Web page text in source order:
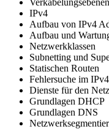
Verkabelungsebenen
IPv4
Aufbau von IPv4
Aufbau und
Netzwerkklassen
Subnetting und
Statischen Routen
Fehlersuche im
Dienste für den
Grundlagen DHCP
Grundlagen DNS